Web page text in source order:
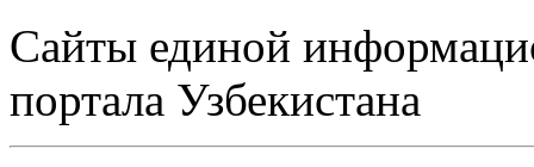
Сайты единой
портала Узбекистана